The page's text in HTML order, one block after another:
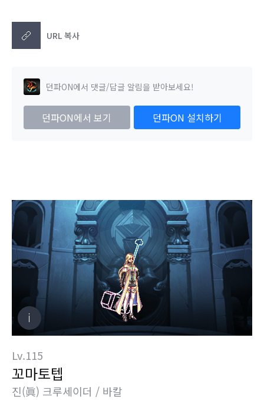
URL 복사
던파ON에서 댓글/답글 알림을 받아보세요!
던파ON에서 보기 던파ON 설치하기
Lv.115
꼬마토텝
진(眞) 크루세이더 / 바칼